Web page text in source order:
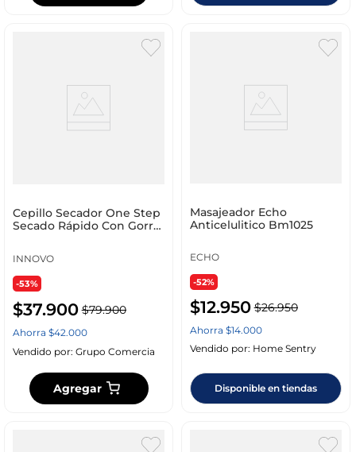
Cepillo Secador One Step
Secado Rápido Con Gorro
INNOVO
-53%
$37.900 $79.900
Ahorra $42.000
Vendido por: Grupo Comercia
Agregar
Masajeador Echo
Anticelulitico Bm1025
ECHO
-52%
$12.950 $26.950
Ahorra $14.000
Vendido por: Home Sentry
Disponible en tiendas